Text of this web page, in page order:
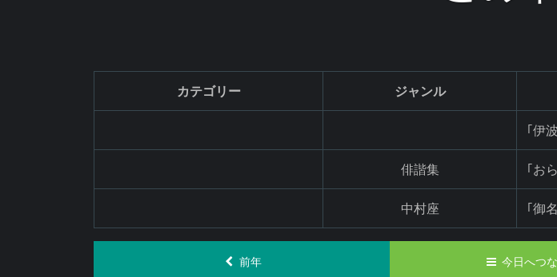
カテゴリー ジャンル
｢伊
俳諧集 ｢お
中村座 ｢御
前年 今日へつ